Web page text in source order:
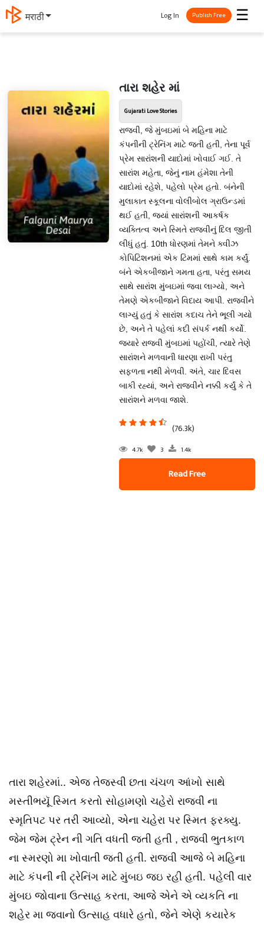
मराठी ☰
Log In Publish Free
તારા શહેર માં
Gujarati Love Stories
રાજવી, જે મુંબઇમાં બે મહિના માટે
કંપનીની ટ્રેનિંગ માટે જતી હતી, તેના પૂર્વ
પ્રેમ સારાંશની યાદોમાં ખોવાઈ ગઈ. તે
સારાંશ મહેતા, જેનું નામ હંમેશા તેની
યાદોમાં રહેશે, પહેલો પ્રેમ હતો. બંનેની
મુલાકાત સ્કૂલના વોલીબોલ ગ્રાઉન્ડમાં
થઈ હતી, જ્યાં સારાંશની આકર્ષક
વ્યક્તિત્વ અને સ્મિતે રાજવીનું દિલ જીતી
લીધું હતું. 10th ધોરણમાં તેમને ક્વીઝ
કોપિટિશનમાં એક ટિમમાં સાથે કામ કર્યું.
બંને એકબીજાને ગમતા હતા, પરંતુ સમય
સાથે સારાંશ મુંબઇમાં જવા લાગ્યો, અને
તેમણે એકબીજાને વિદાય આપી. રાજવીને
લાગ્યું હતું કે સારાંશ કદાચ તેને ભૂલી ગયો
છે, અને તે પહેલાં કદી સંપર્ક નથી કર્યો.
જ્યારે રાજવી મુંબઇમાં પહોંચી, ત્યારે તેણે
સારાંશને મળવાની ધારણા રાખી પરંતુ
સફળતા નથી મેળવી. અંતે, ચાર દિવસ
બાકી રહ્યાં, અને રાજવીને નક્કી કર્યું કે તે
સારાંશને મળવા જાશે.
(76.3k)
4.7k 3 1.4k
Read Free
તારા શહેરમાં.. એજ તેજસ્વી છતા ચંચળ આંખો સાથે
મસ્તીભયૂૅ સ્મિત કરતો સોહામણો ચહેરો રાજવી ના
સ્મૃતિપટ પર તરી આવ્યો, એના ચહેરા પર સ્મિત ફરક્યુ.
જેમ જેમ ટ્રેન ની ગતિ વધતી જતી હતી , રાજવી ભુતકાળ
ના સ્મરણો મા ખોવાતી જતી હતી. રાજવી આજે બે મહિના
માટે કંપની ની ટ્રેનિંગ માટે મુંબઇ જઇ રહી હતી. પહેલી વાર
મુંબઇ જોવાના ઉત્સાહ કરતા, આજે એને એ વ્યકતિ ના
શહેર મા જવાનો ઉત્સાહ વધારે હતો, જેને એણે કયારેક